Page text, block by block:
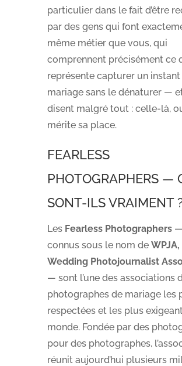
particulier dans le fait d’être
par des gens qui font
même métier que vous, qui
comprennent précisément ce
représente capturer un instant
mariage sans le dénaturer —
disent malgré tout : celle-là,
mérite sa place.
FEARLESS
PHOTOGRAPHERS —
SONT-ILS VRAIMENT
Les Fearless Photographers—
connus sous le nom de WPJA,
Wedding Photojournalist
— sont l’une des associations
photographes de mariage les
respectées et les plus
monde. Fondée par des
pour des photographes,
réunit aujourd’hui plusieurs